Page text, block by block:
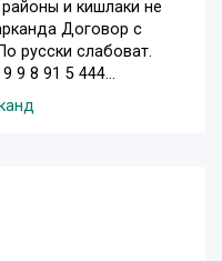
и кишлаки не
Договор с
русски слабоват.
9 8 91 5 444...